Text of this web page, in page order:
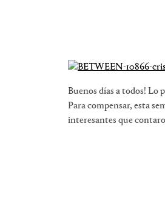
Buenos días a todos! Lo
Para compensar, esta
interesantes que